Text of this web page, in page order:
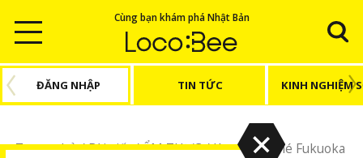
Cùng bạn khám phá Nhật Bản
ĐĂNG NHẬP TIN TỨC KINH NGHIỆM
Trang chủ/Bài viết/ẨM THỰC/Kyushu/Ghé Fukuoka